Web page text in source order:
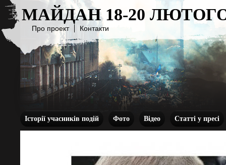
МАЙДАН 18-20
Про проект Контакти
Історії учасників подій Фото Відео Статті у пресі